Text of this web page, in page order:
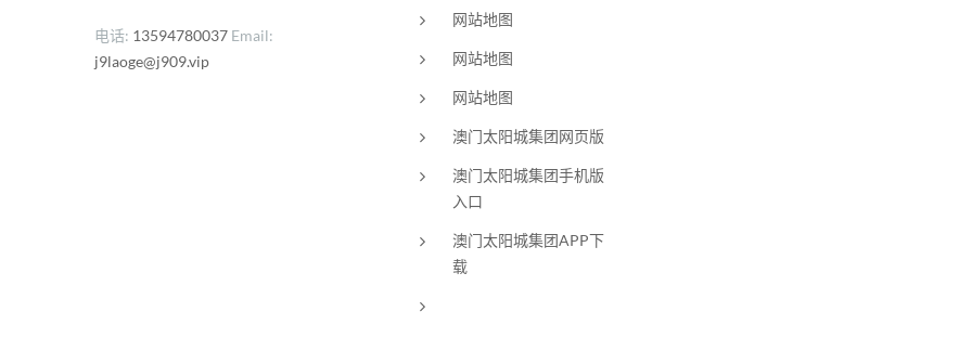
电话 13594780037 Email
j9laoge@j909.vip
网站地图
网站地图
网站地图
澳门太阳城集团网页版
澳门太阳城集团手机版
入口
澳门太阳城集团APP下
载